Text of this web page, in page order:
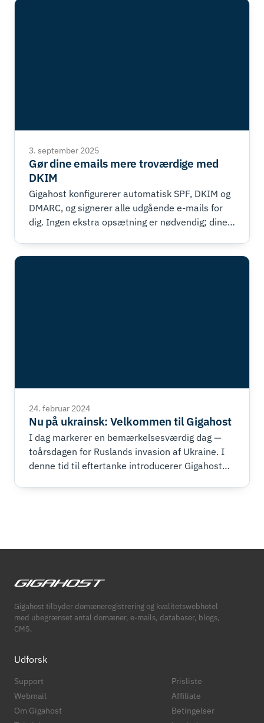
3. september 2025
Gør dine emails mere troværdige med
DKIM
Gigahost konfigurerer automatisk SPF, DKIM og
DMARC, og signerer alle udgående e-mails for
dig. Ingen ekstra opsætning er nødvendig; dine
24. februar 2024
Nu på ukrainsk: Velkommen til Gigahost
I dag markerer en bemærkelsesværdig dag —
toårsdagen for Ruslands invasion af Ukraine. I
denne tid til eftertanke introducerer Gigahost
Gigahost tilbyder domæneregistrering og kvalitetswebhotel
med ubegrænset antal domæner, e-mails, databaser, blogs,
CMS.
Udforsk
Support
Webmail
Om Gigahost
Prisliste
Affiliate
Betingelser